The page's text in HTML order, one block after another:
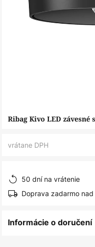
Preskočiť
Ribag Kivo LED závesné
vrátane DPH
50 dní na vrátenie
Doprava zadarmo
Informácie o doručení